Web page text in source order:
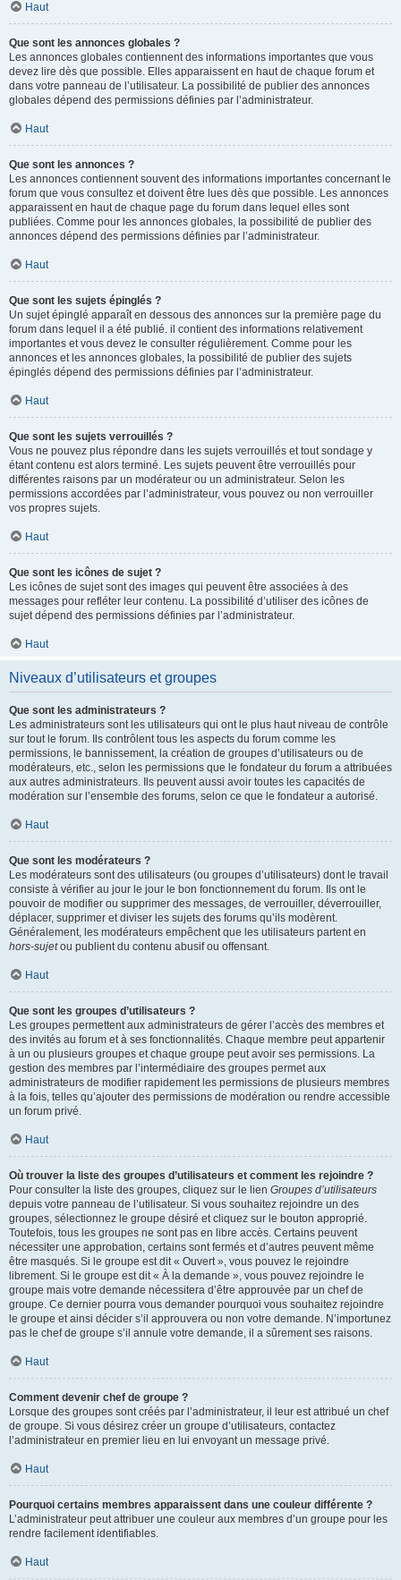
Haut
Que sont les annonces globales ?
Les annonces globales contiennent des informations importantes que vous
devez lire dès que possible. Elles apparaissent en haut de chaque forum et
dans votre panneau de l’utilisateur. La possibilité de publier des annonces
globales dépend des permissions définies par l’administrateur.
Haut
Que sont les annonces ?
Les annonces contiennent souvent des informations importantes concernant le
forum que vous consultez et doivent être lues dès que possible. Les annonces
apparaissent en haut de chaque page du forum dans lequel elles sont
publiées. Comme pour les annonces globales, la possibilité de publier des
annonces dépend des permissions définies par l’administrateur.
Haut
Que sont les sujets épinglés ?
Un sujet épinglé apparaît en dessous des annonces sur la première page du
forum dans lequel il a été publié. il contient des informations relativement
importantes et vous devez le consulter régulièrement. Comme pour les
annonces et les annonces globales, la possibilité de publier des sujets
épinglés dépend des permissions définies par l’administrateur.
Haut
Que sont les sujets verrouillés ?
Vous ne pouvez plus répondre dans les sujets verrouillés et tout sondage y
étant contenu est alors terminé. Les sujets peuvent être verrouillés pour
différentes raisons par un modérateur ou un administrateur. Selon les
permissions accordées par l’administrateur, vous pouvez ou non verrouiller
vos propres sujets.
Haut
Que sont les icônes de sujet ?
Les icônes de sujet sont des images qui peuvent être associées à des
messages pour refléter leur contenu. La possibilité d’utiliser des icônes de
sujet dépend des permissions définies par l’administrateur.
Haut
Niveaux d’utilisateurs et groupes
Que sont les administrateurs ?
Les administrateurs sont les utilisateurs qui ont le plus haut niveau de contrôle
sur tout le forum. Ils contrôlent tous les aspects du forum comme les
permissions, le bannissement, la création de groupes d’utilisateurs ou de
modérateurs, etc., selon les permissions que le fondateur du forum a attribuées
aux autres administrateurs. Ils peuvent aussi avoir toutes les capacités de
modération sur l’ensemble des forums, selon ce que le fondateur a autorisé.
Haut
Que sont les modérateurs ?
Les modérateurs sont des utilisateurs (ou groupes d’utilisateurs) dont le travail
consiste à vérifier au jour le jour le bon fonctionnement du forum. Ils ont le
pouvoir de modifier ou supprimer des messages, de verrouiller, déverrouiller,
déplacer, supprimer et diviser les sujets des forums qu’ils modèrent.
Généralement, les modérateurs empêchent que les utilisateurs partent en
hors-sujetou publient du contenu abusif ou offensant.
Haut
Que sont les groupes d’utilisateurs ?
Les groupes permettent aux administrateurs de gérer l’accès des membres et
des invités au forum et à ses fonctionnalités. Chaque membre peut appartenir
à un ou plusieurs groupes et chaque groupe peut avoir ses permissions. La
gestion des membres par l’intermédiaire des groupes permet aux
administrateurs de modifier rapidement les permissions de plusieurs membres
à la fois, telles qu’ajouter des permissions de modération ou rendre accessible
un forum privé.
Haut
Où trouver la liste des groupes d’utilisateurs et comment les rejoindre ?
Pour consulter la liste des groupes, cliquez sur le lien Groupes d’utilisateurs
depuis votre panneau de l’utilisateur. Si vous souhaitez rejoindre un des
groupes, sélectionnez le groupe désiré et cliquez sur le bouton approprié.
Toutefois, tous les groupes ne sont pas en libre accès. Certains peuvent
nécessiter une approbation, certains sont fermés et d’autres peuvent même
être masqués. Si le groupe est dit « Ouvert », vous pouvez le rejoindre
librement. Si le groupe est dit « À la demande », vous pouvez rejoindre le
groupe mais votre demande nécessitera d’être approuvée par un chef de
groupe. Ce dernier pourra vous demander pourquoi vous souhaitez rejoindre
le groupe et ainsi décider s’il approuvera ou non votre demande. N’importunez
pas le chef de groupe s’il annule votre demande, il a sûrement ses raisons.
Haut
Comment devenir chef de groupe ?
Lorsque des groupes sont créés par l’administrateur, il leur est attribué un chef
de groupe. Si vous désirez créer un groupe d’utilisateurs, contactez
l’administrateur en premier lieu en lui envoyant un message privé.
Haut
Pourquoi certains membres apparaissent dans une couleur différente ?
L’administrateur peut attribuer une couleur aux membres d’un groupe pour les
rendre facilement identifiables.
Haut